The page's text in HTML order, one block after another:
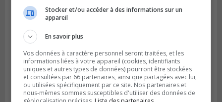
De la fibrose kystique à l’Ironman : le
parcours inspirant d’Emma Fontaine
Stocker et/ou accéder à des informations sur un
appareil
En savoir plus
Vos données à caractère personnel seront traitées, et les
informations liées à votre appareil (cookies, identifiants
uniques et autres types de données) pourront être stockées
et consultées par 66 partenaires, ainsi que partagées avec lui,
ou utilisées spécifiquement par ce site. Nos partenaires et
nous-mêmes sommes susceptibles d'utiliser des données de